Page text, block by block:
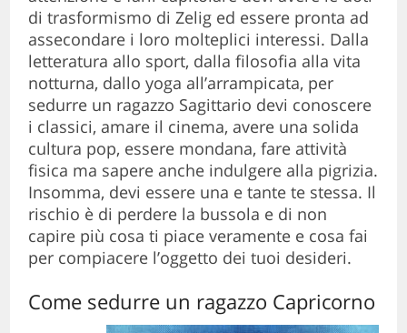
di trasformismo di Zelig ed essere pronta ad
assecondare i loro molteplici interessi. Dalla
letteratura allo sport, dalla filosofia alla vita
notturna, dallo yoga all’arrampicata, per
sedurre un ragazzo Sagittario devi conoscere
i classici, amare il cinema, avere una solida
cultura pop, essere mondana, fare attività
fisica ma sapere anche indulgere alla pigrizia.
Insomma, devi essere una e tante te stessa. Il
rischio è di perdere la bussola e di non
capire più cosa ti piace veramente e cosa fai
per compiacere l’oggetto dei tuoi desideri.
Come sedurre un ragazzo Capricorno